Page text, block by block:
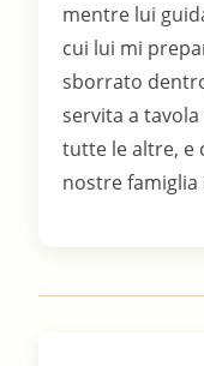
mentre lui
cui lui mi
sborrato
servita a
tutte le altre, e
nostre famiglia